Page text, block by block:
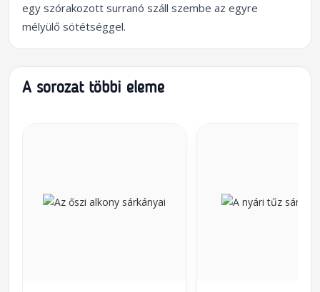
egy szórakozott surranó száll szembe az egyre
mélyülő sötétséggel.
A sorozat többi eleme